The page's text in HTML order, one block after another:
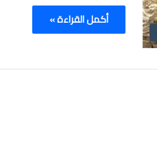
أكمل القراءة »